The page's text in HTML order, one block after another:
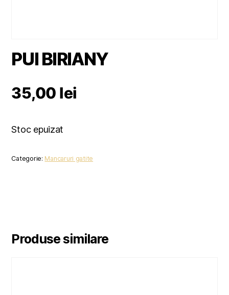
PUI BIRIANY
35,00 lei
Stoc epuizat
Categorie: Mancaruri gatite
Produse similare